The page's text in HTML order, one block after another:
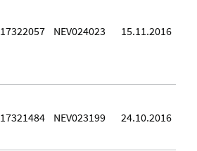
17322057 NEV024023 15.11.2016
17321484 NEV023199 24.10.2016